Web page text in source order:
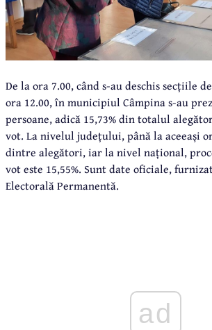
De la ora 7.00, când s-au deschis secțiile
ora 12.00, în municipiul Câmpina s-au
persoane, adică 15,73% din totalul
vot. La nivelul județului, până la aceeași
dintre alegători, iar la nivel național,
vot este 15,55%. Sunt date oficiale,
Electorală Permanentă.
ad